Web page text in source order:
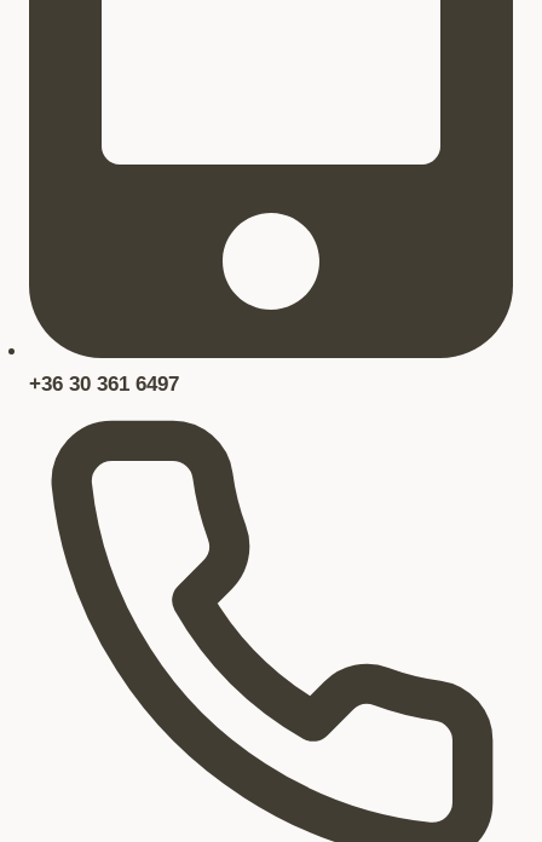
+36 30 361 6497